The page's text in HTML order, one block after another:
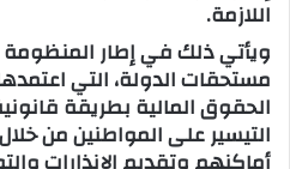
اللازمة.
ويأتي ذلك في إطار
مستحقات الدولة، التي
الحقوق المالية بطريقة
التيسير على المواطنين من